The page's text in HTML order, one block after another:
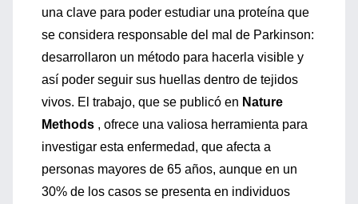
una clave para poder estudiar una proteína que
se considera responsable del mal de Parkinson:
desarrollaron un método para hacerla visible y
así poder seguir sus huellas dentro de tejidos
vivos. El trabajo, que se publicó en Nature
Methods , ofrece una valiosa herramienta para
investigar esta enfermedad, que afecta a
personas mayores de 65 años, aunque en un
30% de los casos se presenta en individuos